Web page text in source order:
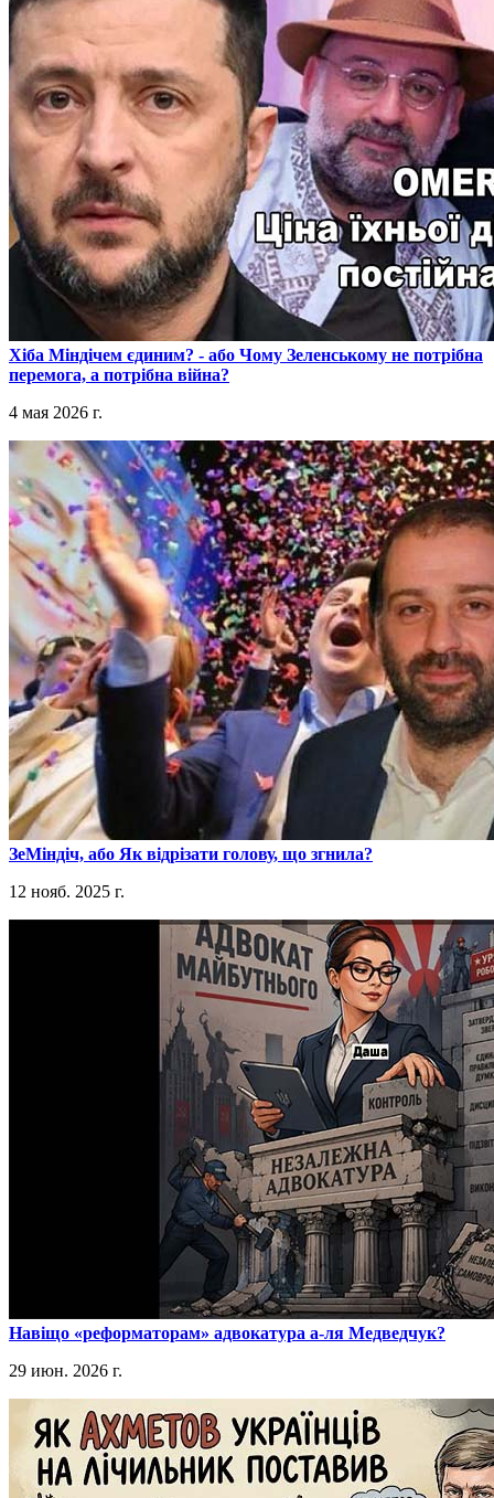
​Хіба Міндічем єдиним? - або Чому Зеленському не потрібна
перемога, а потрібна війна?
4 мая 2026 г.
​ЗеМіндіч, або Як відрізати голову, що згнила?
12 нояб. 2025 г.
​Навіщо «реформаторам» адвокатура а-ля Медведчук?
29 июн. 2026 г.